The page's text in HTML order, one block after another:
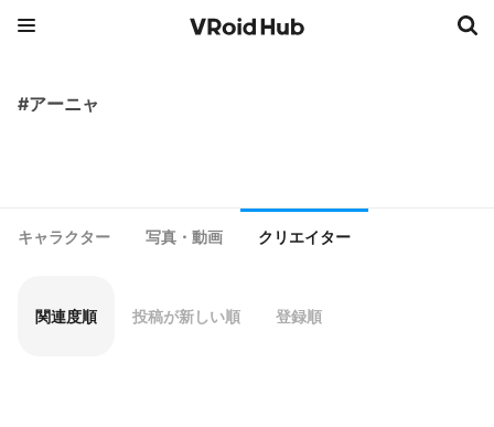
#アーニャ
キャラクター 写真・動画 クリエイター
関連度順 投稿が新しい順 登録順